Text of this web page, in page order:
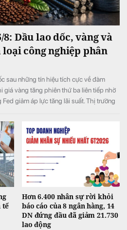
Dầu lao dốc, vàng và
công nghiệp phân
sau những tín hiệu tích cực về đàm
giá vàng tăng phiên thứ ba liên tiếp nhờ
giảm áp lực tăng lãi suất. Thị trường
rủi ro địa chính trị.
tế
Hơn 6.400 nhân sự rời khỏi
báo cáo của 8 ngân hàng, 14
DN đứng đầu đã giảm 21.730
lao động